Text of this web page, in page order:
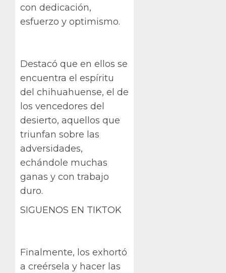
con dedicación,
esfuerzo y optimismo.
Destacó que en ellos se
encuentra el espíritu
del chihuahuense, el de
los vencedores del
desierto, aquellos que
triunfan sobre las
adversidades,
echándole muchas
ganas y con trabajo
duro.
SIGUENOS EN TIKTOK
Finalmente, los exhortó
a creérsela y hacer las